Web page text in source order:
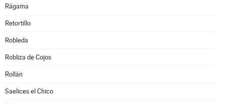
Rágama
Retortillo
Robleda
Robliza de Cojos
Rollán
Saelices el Chico